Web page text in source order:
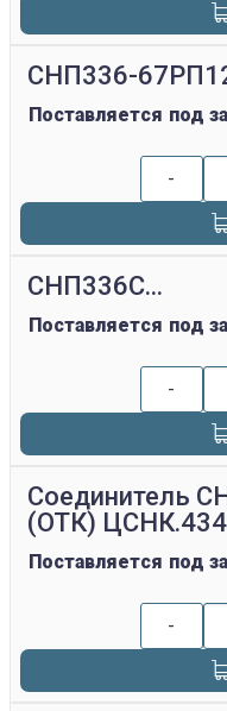
СНП336-
Поставляется под
-
СНП336С...
Поставляется под
-
Соединитель
(ОТК)
Поставляется под
-